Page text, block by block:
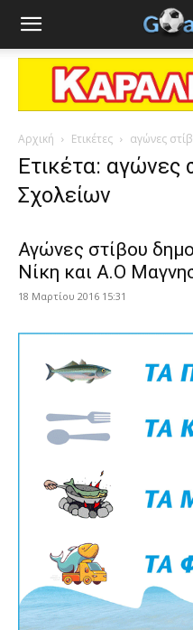
Αρχική Ετικέτες αγώνες
Ετικέτα: αγώνες
Σχολείων
Αγώνες στίβου
Νίκη και Α.Ο
18 Μαρτίου 2016 15:31